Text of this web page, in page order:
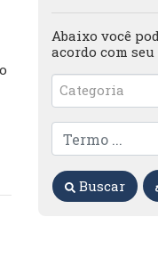
Abaixo você
acordo com
Categoria
Buscar